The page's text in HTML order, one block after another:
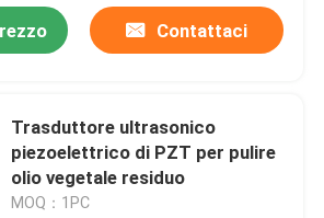
Contattaci
Trasduttore ultrasonico
piezoelettrico di PZT per pulire
olio vegetale residuo
MOQ：1PC